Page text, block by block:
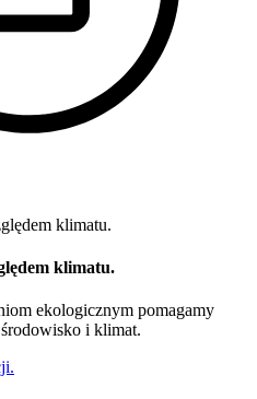
klimatu.
ekologicznym pomagamy
i klimat.